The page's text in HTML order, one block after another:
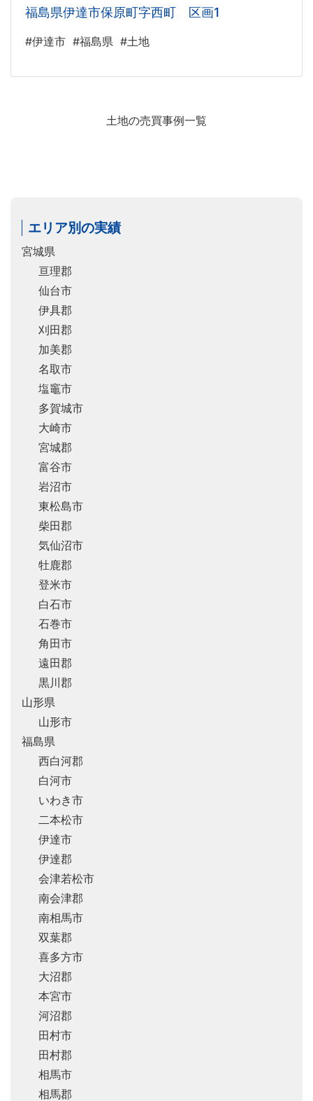
福島県伊達市保原町字西町 区画1
#伊達市 #福島県 #土地
土地の売買事例一覧
エリア別の実績
宮城県
亘理郡
仙台市
伊具郡
刈田郡
加美郡
名取市
塩竈市
多賀城市
大崎市
宮城郡
富谷市
岩沼市
東松島市
柴田郡
気仙沼市
牡鹿郡
登米市
白石市
石巻市
角田市
遠田郡
黒川郡
山形県
山形市
福島県
西白河郡
白河市
いわき市
二本松市
伊達市
伊達郡
会津若松市
南会津郡
南相馬市
双葉郡
喜多方市
大沼郡
本宮市
河沼郡
田村市
田村郡
相馬市
相馬郡